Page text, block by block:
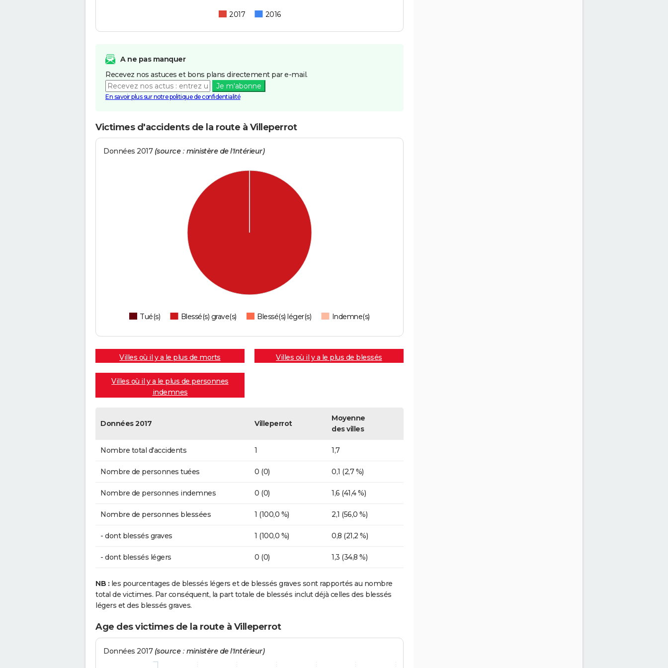
2017 2016
A ne pas manquer
Recevez nos astuces et bons plans directement par e-mail.
Je m'abonne
En savoir plus sur notre politique de confidentialité
Victimes d'accidents de la route à Villeperrot
Données 2017 (source : ministère de l'Intérieur)
Tué(s) Blessé(s) grave(s) Blessé(s) léger(s) Indemne(s)
Villes où il y a le plus de morts Villes où il y a le plus de blessés
Villes où il y a le plus de personnes
indemnes
Données 2017 Villeperrot
Moyenne
des villes
Nombre total d'accidents 1 1,7
Nombre de personnes tuées 0 (0) 0,1 (2,7 %)
Nombre de personnes indemnes 0 (0) 1,6 (41,4 %)
Nombre de personnes blessées 1 (100,0 %) 2,1 (56,0 %)
- dont blessés graves 1 (100,0 %) 0,8 (21,2 %)
- dont blessés légers 0 (0) 1,3 (34,8 %)
NB : les pourcentages de blessés légers et de blessés graves sont rapportés au nombre
total de victimes. Par conséquent, la part totale de blessés inclut déjà celles des blessés
légers et des blessés graves.
Age des victimes de la route à Villeperrot
Données 2017 (source : ministère de l'Intérieur)